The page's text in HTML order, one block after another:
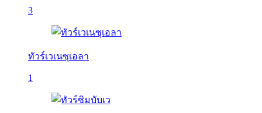
3
ทัวร์เวเนซุเอลา
1